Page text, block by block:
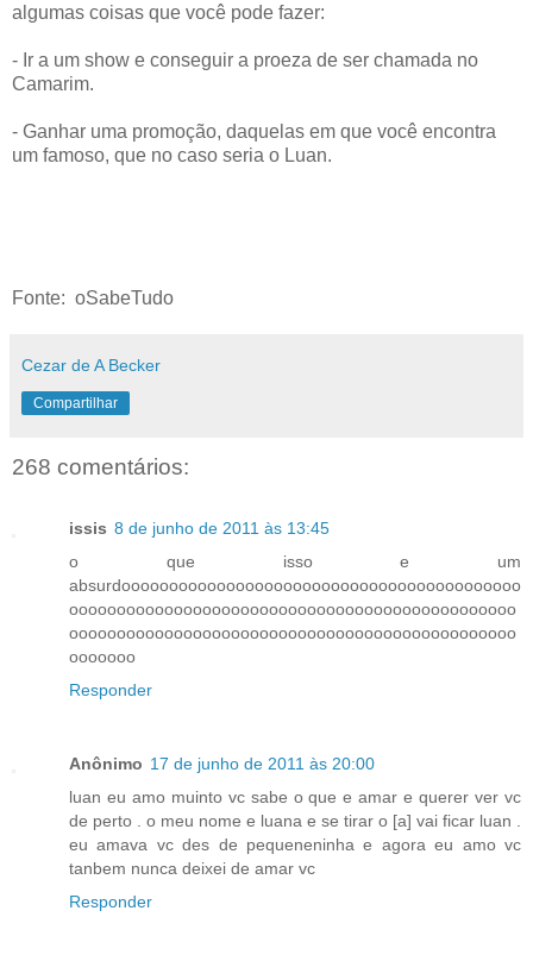
algumas coisas que você pode fazer:
- Ir a um show e conseguir a proeza de ser chamada no
Camarim.
- Ganhar uma promoção, daquelas em que você encontra
um famoso, que no caso seria o Luan.
Fonte: oSabeTudo
Cezar de A Becker
Compartilhar
268 comentários:
issis 8 de junho de 2011 às 13:45
o que isso e um
absurdoooooooooooooooooooooooooooooooooooooooooo
ooooooooooooooooooooooooooooooooooooooooooooooo
ooooooooooooooooooooooooooooooooooooooooooooooo
ooooooo
Responder
Anônimo 17 de junho de 2011 às 20:00
luan eu amo muinto vc sabe o que e amar e querer ver vc
de perto . o meu nome e luana e se tirar o [a] vai ficar luan .
eu amava vc des de pequeneninha e agora eu amo vc
tanbem nunca deixei de amar vc
Responder